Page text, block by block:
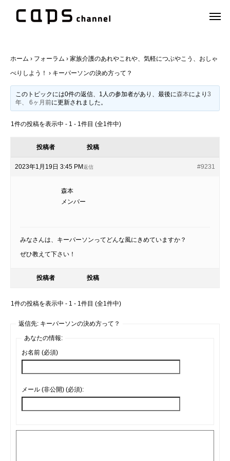
ホーム › フォーラム › 家族介護のあれやこれや、気軽につぶやこう、おしゃ
べりしよう！ › キーパーソンの決め方って？
このトピックには0件の返信、1人の参加者があり、最後に森本により3
年、 6ヶ月前に更新されました。
1件の投稿を表示中 - 1 - 1件目 (全1件中)
投稿者 投稿
2023年1月19日 3:45 PM #9231
返信
森本
メンバー
みなさんは、キーパーソンってどんな風にきめていますか？
ぜひ教えて下さい！
投稿者 投稿
1件の投稿を表示中 - 1 - 1件目 (全1件中)
返信先: キーパーソンの決め方って？
あなたの情報:
お名前 (必須)
メール (非公開) (必須):